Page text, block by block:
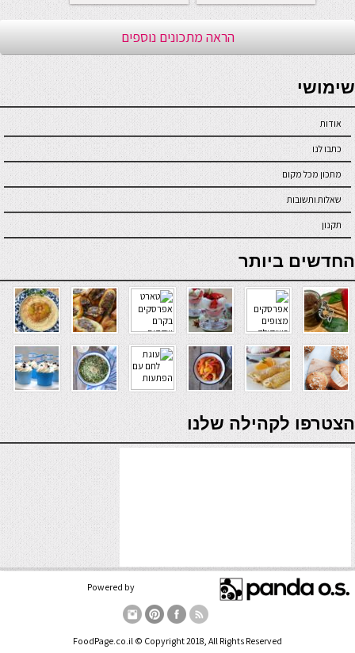
הראה מתכונים נוספים
seriöse online casinos österreich
שימושי
אודות
כתבו לנו
מתכון מכל מקום
שאלות ותשובות
תקנון
online casino
החדשים ביותר
verde casino
הצטרפו לקהילה שלנו
Powered by
FoodPage.co.il © Copyright 2018, All Rights Reserved